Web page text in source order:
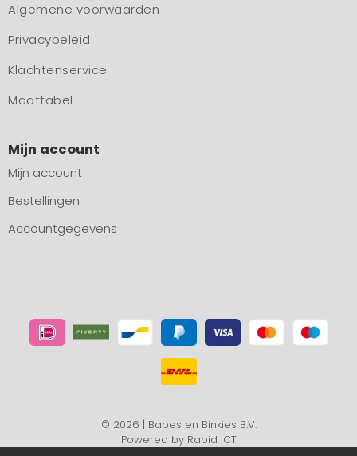
Algemene voorwaarden
Privacybeleid
Klachtenservice
Maattabel
Mijn account
Mijn account
Bestellingen
Accountgegevens
© 2026 | Babes en Binkies B.V.
Powered by Rapid ICT